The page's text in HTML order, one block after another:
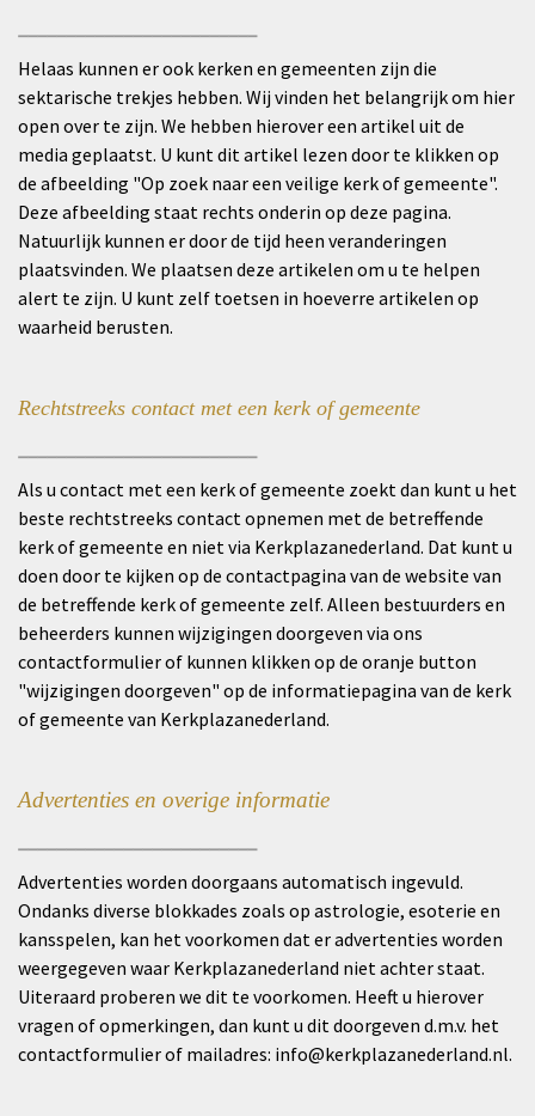
Helaas kunnen er ook kerken en gemeenten zijn die
sektarische trekjes hebben. Wij vinden het belangrijk om hier
open over te zijn. We hebben hierover een artikel uit de
media geplaatst. U kunt dit artikel lezen door te klikken op
de afbeelding "Op zoek naar een veilige kerk of gemeente".
Deze afbeelding staat rechts onderin op deze pagina.
Natuurlijk kunnen er door de tijd heen veranderingen
plaatsvinden. We plaatsen deze artikelen om u te helpen
alert te zijn. U kunt zelf toetsen in hoeverre artikelen op
waarheid berusten.
Rechtstreeks contact met een kerk of gemeente
Als u contact met een kerk of gemeente zoekt dan kunt u het
beste rechtstreeks contact opnemen met de betreffende
kerk of gemeente en niet via Kerkplazanederland. Dat kunt u
doen door te kijken op de contactpagina van de website van
de betreffende kerk of gemeente zelf. Alleen bestuurders en
beheerders kunnen wijzigingen doorgeven via ons
contactformulier of kunnen klikken op de oranje button
"wijzigingen doorgeven" op de informatiepagina van de kerk
of gemeente van Kerkplazanederland.
Advertenties en overige informatie
Advertenties worden doorgaans automatisch ingevuld.
Ondanks diverse blokkades zoals op astrologie, esoterie en
kansspelen, kan het voorkomen dat er advertenties worden
weergegeven waar Kerkplazanederland niet achter staat.
Uiteraard proberen we dit te voorkomen. Heeft u hierover
vragen of opmerkingen, dan kunt u dit doorgeven d.m.v. het
contactformulierof mailadres: info@kerkplazanederland.nl.